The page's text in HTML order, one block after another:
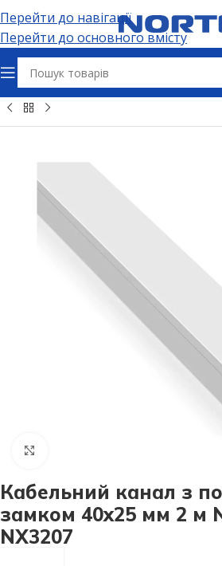
Перейти до навігації
Перейти до основного вмісту
Кабельно-провідникова
Кабельний канал з
замком 40х25 мм 2 м
NX3207